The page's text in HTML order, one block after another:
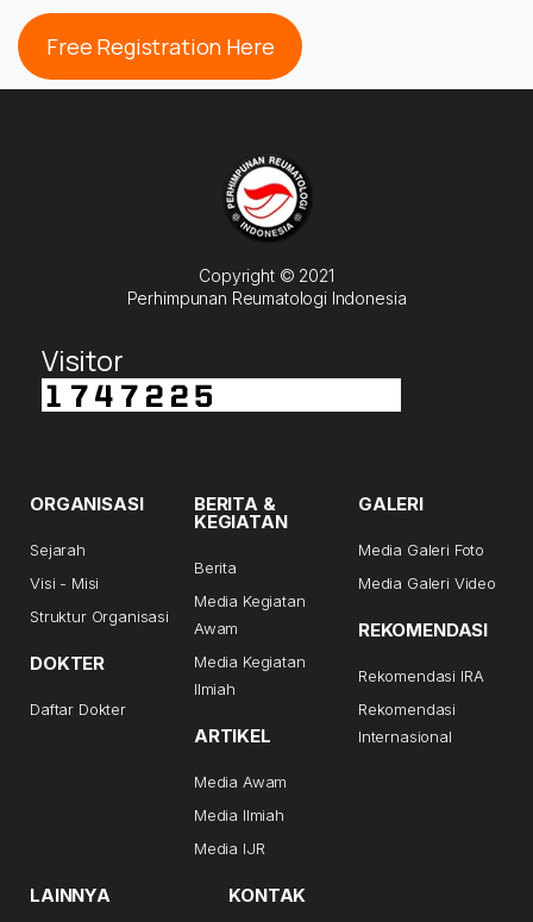
Free Registration Here
Copyright © 2021
Perhimpunan Reumatologi Indonesia
Visitor
ORGANISASI
Sejarah
Visi - Misi
Struktur Organisasi
DOKTER
Daftar Dokter
BERITA &
KEGIATAN
Berita
Media Kegiatan
Awam
Media Kegiatan
Ilmiah
ARTIKEL
Media Awam
Media Ilmiah
Media IJR
GALERI
Media Galeri Foto
Media Galeri Video
REKOMENDASI
Rekomendasi IRA
Rekomendasi
Internasional
LAINNYA KONTAK